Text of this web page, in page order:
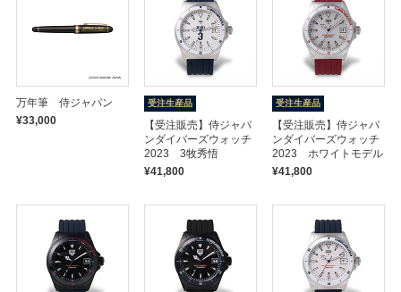
万年筆 侍ジャパン
¥33,000
受注生産品
【受注販売】侍ジャパ
ンダイバーズウォッチ
2023 3牧秀悟
¥41,800
受注生産品
【受注販売】侍ジャパ
ンダイバーズウォッチ
2023 ホワイトモデル
¥41,800